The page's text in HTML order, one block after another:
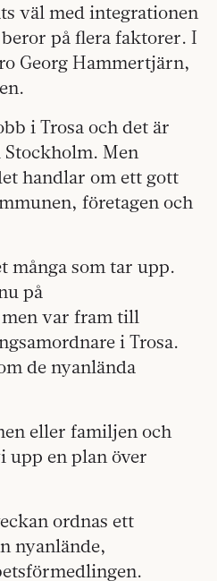
väl med integrationen
på flera faktorer. I
Georg Hammertjärn,
i Trosa och det är
Men
handlar om ett gott
företagen och
många som tar upp.
på
var fram till
i Trosa.
de nyanlända
eller familjen och
upp en plan över
ordnas ett
nyanlände,